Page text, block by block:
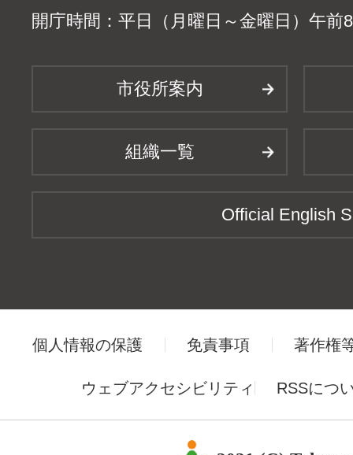
開庁時間：平日（月曜日～金曜日）午前
市役所案内
組織一覧
Official English
個人情報の保護 免責事項 著作権
ウェブアクセシビリティ RSSにつ